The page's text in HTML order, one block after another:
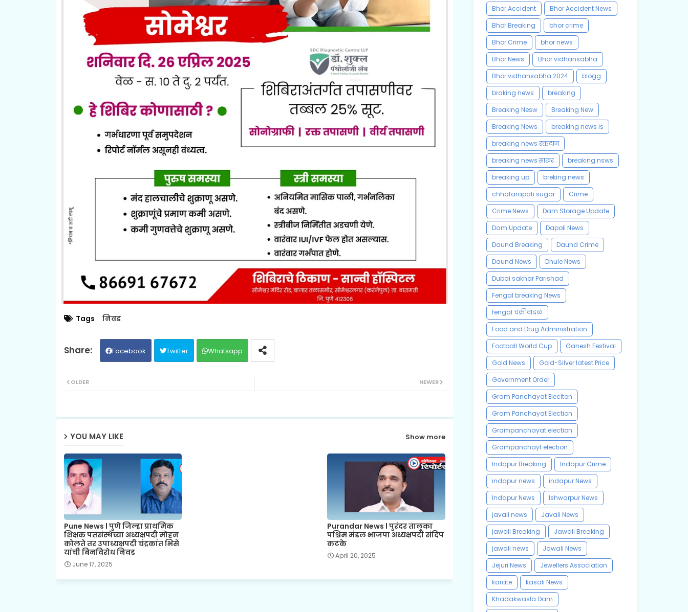
Tags निवड
Facebook Twitter Whatsapp
NEWER
OLDER
YOU MAY LIKE Show more
Pune News l पुणे जिल्हा प्राथमिक
शिक्षक पतसंस्थेच्या अध्यक्षपदी मोहन
कोलते तर उपाध्यक्षपदी चंद्रकांत भिसे
यांची बिनविरोध निवड
June 17, 2025
Purandar News l पुरंदर तालुका
पश्चिम मंडल भाजपा अध्यक्षपदी संदिप
कटके
April 20, 2025
Bhor Accident
Bhor Accident News
Bhor Breaking
bhor crime
Bhor Crime
bhor news
Bhor News
Bhor vidhansabha
Bhor vidhansabha 2024
blogg
braking news
breaking
Breaking Nesw
Breaking New
Breaking News
breaking news is
breaking news रक्तदान
breaking news साखर
breaking nsws
breaking up
breking news
chhatarapati sugar
Crime
Crime News
Dam Storage Update
Dam Update
Dapoli News
Daund Breaking
Daund Crime
Daund News
Dhule News
Dubai sakhar Parishad
Fengal breaking News
fengal चक्रीवादळ
Food and Drug Administration
Football World Cup
Ganesh Festival
Gold News
Gold-Silver latest Price
Government Order
Gram Panchayat Eleciton
Gram Panchayat Election
Grampanchayat election
Grampanchayt election
Indapur Breaking
Indapur Crime
indapur news
indapur News
Indapur News
Ishwarpur News
javali news
Javali News
jawali Breaking
Jawali Breaking
jawali news
Jawali News
Jejuri News
Jewellers Association
karate
kasali News
Khadakwasla Dam